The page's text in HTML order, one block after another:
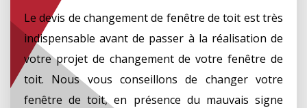
Le devis de changement de fenêtre de toit est très
indispensable avant de passer à la réalisation de
votre projet de changement de votre fenêtre de
toit. Nous vous conseillons de changer votre
fenêtre de toit, en présence du mauvais signe